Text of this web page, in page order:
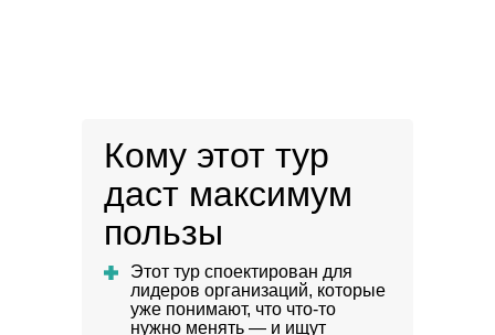
Кому этот тур
даст максимум
пользы
Этот тур споектирован для
лидеров организаций, которые
уже понимают, что что-то
нужно менять — и ищут